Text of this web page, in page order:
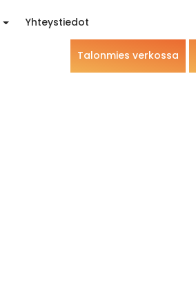
Yhteystiedot
Talonmies verkossa